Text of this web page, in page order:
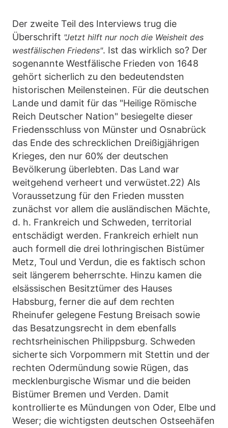
Der zweite Teil des Interviews trug die
Überschrift "Jetzt hilft nur noch die Weisheit des
westfälischen Friedens". Ist das wirklich so? Der
sogenannte Westfälische Frieden von 1648
gehört sicherlich zu den bedeutendsten
historischen Meilensteinen. Für die deutschen
Lande und damit für das "Heilige Römische
Reich Deutscher Nation" besiegelte dieser
Friedensschluss von Münster und Osnabrück
das Ende des schrecklichen Dreißigjährigen
Krieges, den nur 60% der deutschen
Bevölkerung überlebten. Das Land war
weitgehend verheert und verwüstet.22) Als
Voraussetzung für den Frieden mussten
zunächst vor allem die ausländischen Mächte,
d. h. Frankreich und Schweden, territorial
entschädigt werden. Frankreich erhielt nun
auch formell die drei lothringischen Bistümer
Metz, Toul und Verdun, die es faktisch schon
seit längerem beherrschte. Hinzu kamen die
elsässischen Besitztümer des Hauses
Habsburg, ferner die auf dem rechten
Rheinufer gelegene Festung Breisach sowie
das Besatzungsrecht in dem ebenfalls
rechtsrheinischen Philippsburg. Schweden
sicherte sich Vorpommern mit Stettin und der
rechten Odermündung sowie Rügen, das
mecklenburgische Wismar und die beiden
Bistümer Bremen und Verden. Damit
kontrollierte es Mündungen von Oder, Elbe und
Weser; die wichtigsten deutschen Ostseehäfen